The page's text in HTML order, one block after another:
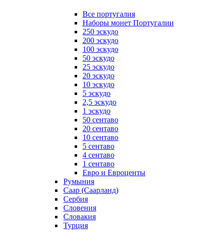
Все португалия
Наборы монет Португалии
250 эскудо
200 эскудо
100 эскудо
50 эскудо
25 эскудо
20 эскудо
10 эскудо
5 эскудо
2,5 эскудо
1 эскудо
50 сентаво
20 сентаво
10 сентаво
5 сентаво
4 сентаво
1 сентаво
Евро и Евроценты
Румыния
Саар (Саарланд)
Сербия
Словения
Словакия
Турция